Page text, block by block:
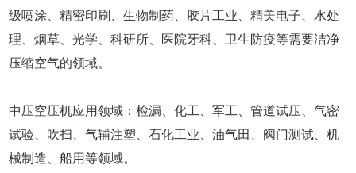
级喷涂、精密印刷、生物制药、胶片工业、精美电子、水处
理、烟草、光学、科研所、医院牙科、卫生防疫等需要洁净
压缩空气的领域。
中压空压机应用领域：检漏、化工、军工、管道试压、气密
试验、吹扫、气辅注塑、石化工业、油气田、阀门测试、机
械制造、船用等领域。